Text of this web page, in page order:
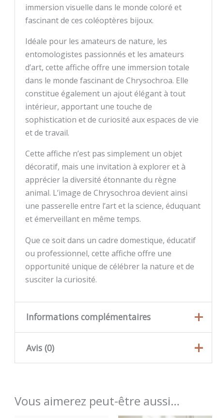
immersion visuelle dans le monde coloré et
fascinant de ces coléoptères bijoux.
Idéale pour les amateurs de nature, les
entomologistes passionnés et les amateurs
d’art, cette affiche offre une immersion totale
dans le monde fascinant de Chrysochroa. Elle
constitue également un ajout élégant à tout
intérieur, apportant une touche de
sophistication et de curiosité aux espaces de vie
et de travail.
Cette affiche n’est pas simplement un objet
décoratif, mais une invitation à explorer et à
apprécier la diversité étonnante du règne
animal. L’image de Chrysochroa devient ainsi
une passerelle entre l’art et la science, éduquant
et émerveillant en même temps.
Que ce soit dans un cadre domestique, éducatif
ou professionnel, cette affiche offre une
opportunité unique de célébrer la nature et de
susciter la curiosité.
Informations complémentaires
Format
d'illustration
cm
Avis (0)
Seuls les clients connectés ayant acheté ce
produit ont la possibilité de laisser un avis.
Vous aimerez peut-être aussi…